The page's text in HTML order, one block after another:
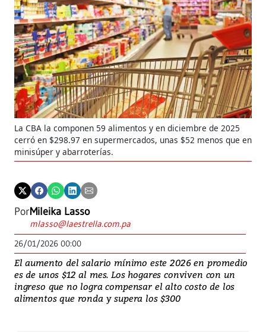
La CBA la componen 59 alimentos y en diciembre de 2025
cerró en $298.97 en supermercados, unas $52 menos que en
minisúper y abarroterías.
PorMileika Lasso
mlasso@laestrella.com.pa
26/01/2026 00:00
El aumento del salario mínimo este 2026 en promedio
es de unos $12 al mes. Los hogares conviven con un
ingreso que no logra compensar el alto costo de los
alimentos que ronda y supera los $300